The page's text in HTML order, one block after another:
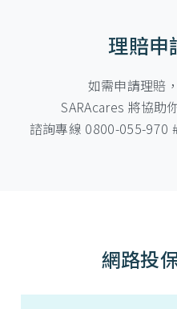
理賠申
如需申請理賠
SARAcares 將協助
諮詢專線 0800-055-970
網路投